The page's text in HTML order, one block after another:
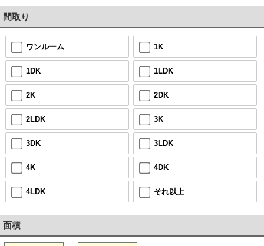
間取り
ワンルーム 1K
1DK 1LDK
2K 2DK
2LDK 3K
3DK 3LDK
4K 4DK
4LDK それ以上
面積